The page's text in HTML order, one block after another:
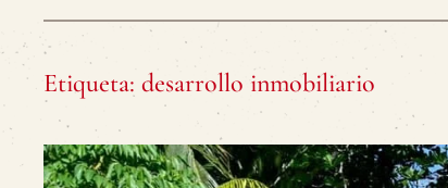
Etiqueta: desarrollo inmobiliario